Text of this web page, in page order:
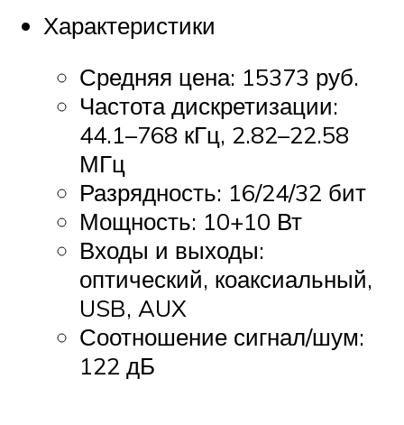
Характеристики
Средняя цена: 15373 руб.
Частота дискретизации:
44.1–768 кГц, 2.82–22.58
МГц
Разрядность: 16/24/32 бит
Мощность: 10+10 Вт
Входы и выходы:
оптический, коаксиальный,
USB, AUX
Соотношение сигнал/шум:
122 дБ